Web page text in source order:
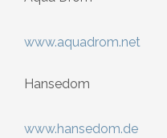
www.aquadrom.net
Hansedom
www.hansedom.de